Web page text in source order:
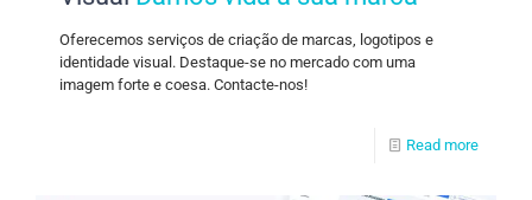
Oferecemos serviços de criação de marcas, logotipos e
identidade visual. Destaque-se no mercado com uma
imagem forte e coesa. Contacte-nos!
Read more